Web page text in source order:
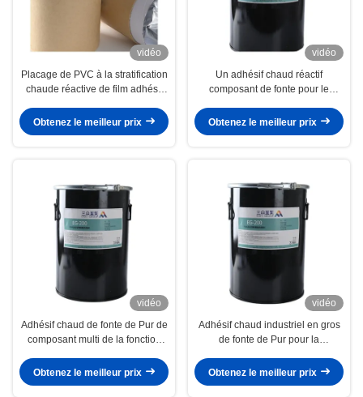
vidéo
Placage de PVC à la stratification
chaude réactive de film adhésif
PUR de forces de défense
principale
Obtenez le meilleur prix
vidéo
Un adhésif chaud réactif
composant de fonte pour le
boisage
Obtenez le meilleur prix
vidéo
Adhésif chaud de fonte de Pur de
composant multi de la fonction
travail du bois
Obtenez le meilleur prix
vidéo
Adhésif chaud industriel en gros
de fonte de Pur pour la
bois
Obtenez le meilleur prix